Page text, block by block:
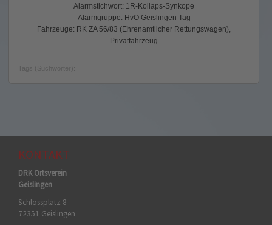
Alarmstichwort: 1R-Kollaps-Synkope
Alarmgruppe: HvO Geislingen Tag
Fahrzeuge: RK ZA 56/83 (Ehrenamtlicher Rettungswagen),
Privatfahrzeug
Tags (Suchwörter):
KONTAKT
DRK Ortsverein
Geislingen
Schlossplatz 8
72351 Geislingen